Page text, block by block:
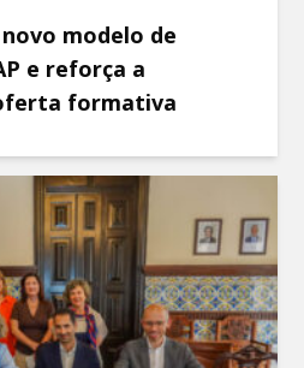
modelo de
e reforça a
formativa